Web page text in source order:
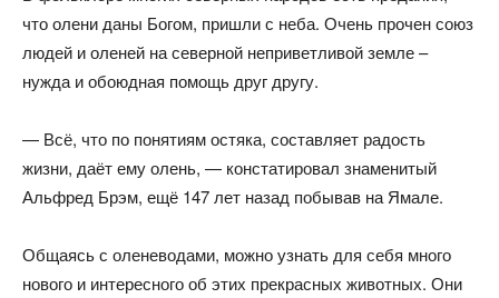
что олени даны Богом, пришли с неба. Очень прочен союз
людей и оленей на северной неприветливой земле –
нужда и обоюдная помощь друг другу.
— Всё, что по понятиям остяка, составляет радость
жизни, даёт ему олень, — констатировал знаменитый
Альфред Брэм, ещё 147 лет назад побывав на Ямале.
Общаясь с оленеводами, можно узнать для себя много
нового и интересного об этих прекрасных животных. Они